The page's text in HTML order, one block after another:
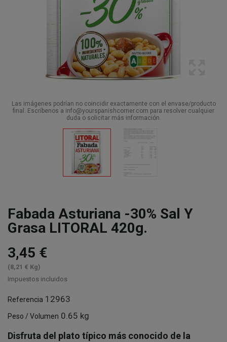
Las imágenes podrían no coincidir exactamente con el envase/producto
final. Escríbenos a info@yourspanishcorner.com para resolver cualquier
duda o solicitar más información.
Fabada Asturiana -30% Sal Y
Grasa LITORAL 420g.
3,45 €
(8,21 € Kg)
Impuestos incluidos
Referencia 12963
Peso / Volumen 0.65 kg
Disfruta del plato típico más conocido de la